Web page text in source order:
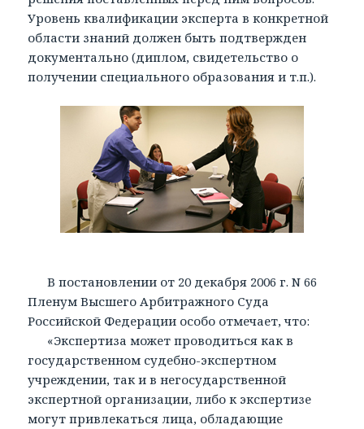
Уровень квалификации эксперта в конкретной
области знаний должен быть подтвержден
документально (диплом, свидетельство о
получении специального образования и т.п.).
В постановлении от 20 декабря 2006 г. N 66
Пленум Высшего Арбитражного Суда
Российской Федерации особо отмечает, что:
«Экспертиза может проводиться как в
государственном судебно-экспертном
учреждении, так и в негосударственной
экспертной организации, либо к экспертизе
могут привлекаться лица, обладающие